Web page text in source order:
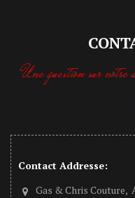
Une question sur notre
Contact Addresse:
Gas & Chris Couture,